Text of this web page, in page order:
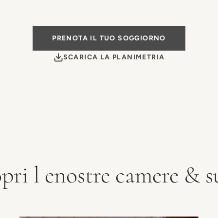
PRENOTA IL TUO SOGGIORNO
SCARICA LA PLANIMETRIA
l enostre camere &